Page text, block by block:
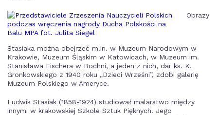
Obrazy
Stasiaka można obejrzeć m.in. w Muzeum Narodowym w
Krakowie, Muzeum Śląskim w Katowicach, w Muzeum im.
Stanisława Fischera w Bochni, a jeden z nich, dar ks. K.
Gronkowskiego z 1940 roku „Dzieci Wrześni”, zdobi galerię
Muzeum Polskiego w Ameryce.
Ludwik Stasiak (1858-1924) studiował malarstwo między
innymi w krakowskiej Szkole Sztuk Pięknych. Jego